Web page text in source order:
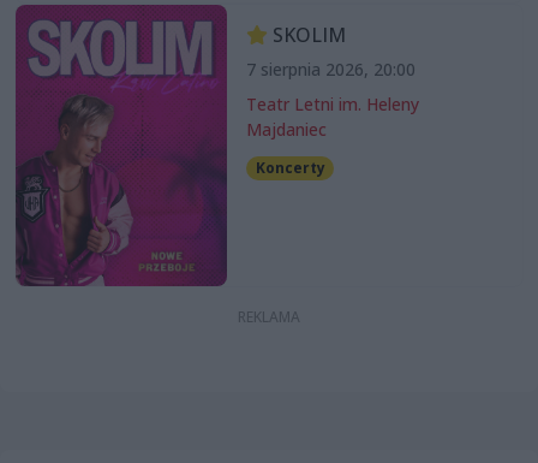
SKOLIM
7 sierpnia 2026, 20:00
Teatr Letni im. Heleny
Majdaniec
Koncerty